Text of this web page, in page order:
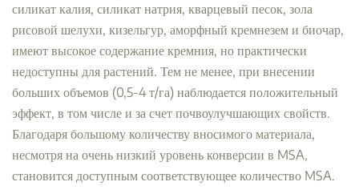
силикат калия, силикат натрия, кварцевый песок, зола
рисовой шелухи, кизельгур, аморфный кремнезем и биочар,
имеют высокое содержание кремния, но практически
недоступны для растений. Тем не менее, при внесении
больших объемов (0,5-4 т/га) наблюдается положительный
эффект, в том числе и за счет почвоулучшающих свойств.
Благодаря большому количеству вносимого материала,
несмотря на очень низкий уровень конверсии в MSA,
становится доступным соответствующее количество MSA.